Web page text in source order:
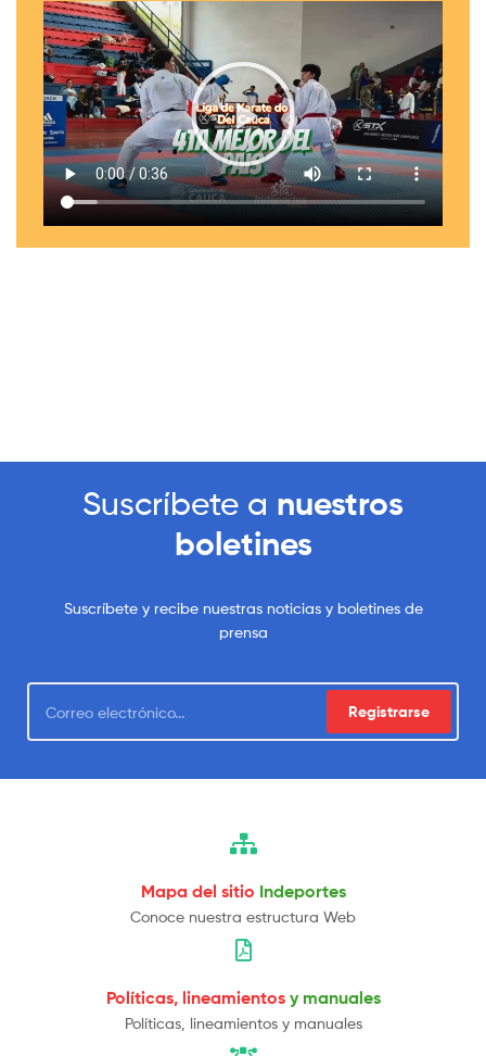
Suscríbete a nuestros
boletines
Suscríbete y recibe nuestras noticias y boletines de
prensa
Registrarse
Mapa del sitio Indeportes
Conoce nuestra estructura Web
Políticas, lineamientos y manuales
Políticas, lineamientos y manuales